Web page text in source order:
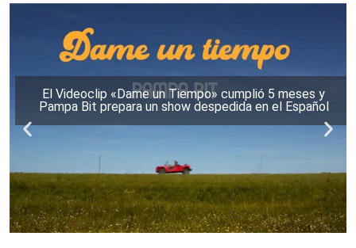
El Videoclip «Dame un Tiempo» cumplió 5 meses y
Pampa Bit prepara un show despedida en el Español